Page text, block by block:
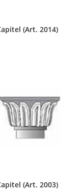
(Art. 2014)
(Art. 2003)